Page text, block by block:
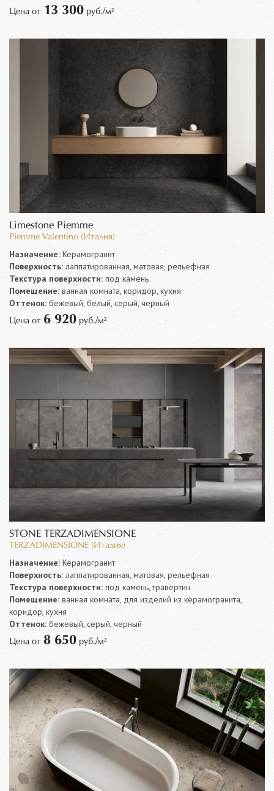
Цена от 13 300 руб./м²
Limestone Piemme
Piemme Valentino (Италия)
Назначение: Керамогранит
Поверхность: лаппатированная, матовая, рельефная
Текстура поверхности: под камень
Помещение: ванная комната, коридор, кухня
Оттенок: бежевый, белый, серый, черный
Цена от 6 920 руб./м²
STONE TERZADIMENSIONE
TERZADIMENSIONE (Италия)
Назначение: Керамогранит
Поверхность: лаппатированная, матовая, рельефная
Текстура поверхности: под камень, травертин
Помещение: ванная комната, для изделий из керамогранита,
коридор, кухня
Оттенок: бежевый, серый, черный
Цена от 8 650 руб./м²